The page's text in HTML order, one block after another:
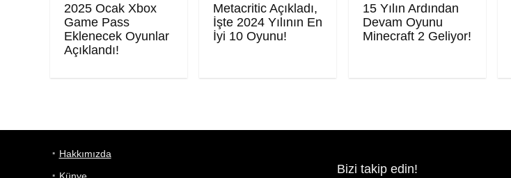
2025 Ocak Xbox
Game Pass
Eklenecek Oyunlar
Açıklandı!
Metacritic Açıkladı,
İşte 2024 Yılının En
İyi 10 Oyunu!
15 Yılın Ardından
Devam Oyunu
Minecraft 2 Geliyor!
Hakkımızda
Künye
Bizi takip edin!